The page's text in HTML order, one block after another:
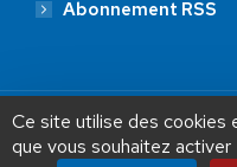
Abonnement RSS
JE FAIS
Ce site utilise des cookies
que vous souhaitez activer